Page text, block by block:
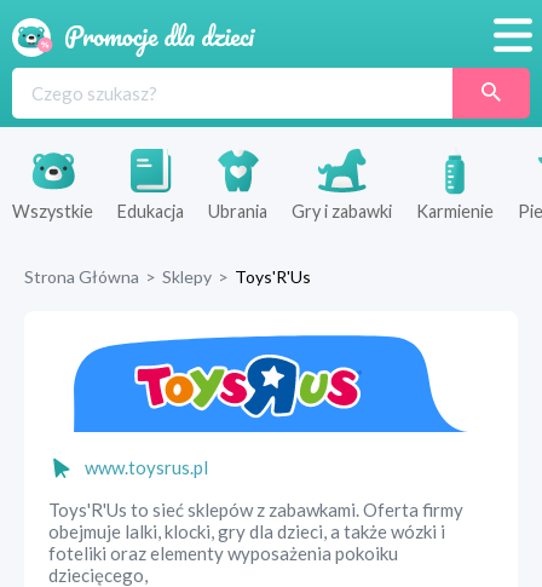
Produkty
Sklepy
Wszystkie Edukacja Ubrania Gry i zabawki Karmienie
Strona Główna > Sklepy > Toys'R'Us
www.toysrus.pl
Toys'R'Us to sieć sklepów z zabawkami. Oferta firmy
obejmuje lalki, klocki, gry dla dzieci, a także wózki i
foteliki oraz elementy wyposażenia pokoiku
dziecięcego,